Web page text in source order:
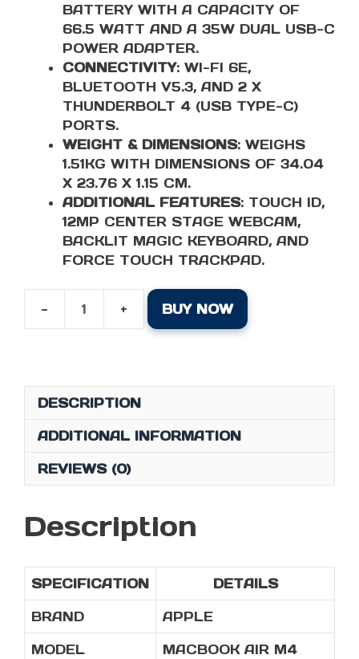
BATTERY WITH A CAPACITY OF
66.5 WATT AND A 35W DUAL USB-C
POWER ADAPTER.
CONNECTIVITY: WI-FI 6E,
BLUETOOTH V5.3, AND 2 X
THUNDERBOLT 4 (USB TYPE-C)
PORTS.
WEIGHT & DIMENSIONS: WEIGHS
1.51KG WITH DIMENSIONS OF 34.04
X 23.76 X 1.15 CM.
ADDITIONAL FEATURES: TOUCH ID,
12MP CENTER STAGE WEBCAM,
BACKLIT MAGIC KEYBOARD, AND
FORCE TOUCH TRACKPAD.
APPLE
MACBOOK
10
10
GPU
RAM
512GB
QUANTITY
BUY NOW
DESCRIPTION
ADDITIONAL INFORMATION
REVIEWS (0)
Description
SPECIFICATION DETAILS
BRAND APPLE
MODEL MACBOOK AIR M4